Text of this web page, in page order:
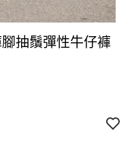
腳抽鬚彈性牛仔褲